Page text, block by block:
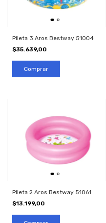
Pileta 3 Aros Bestway 51004
$35.639,00
Pileta 2 Aros Bestway 51061
$13.199,00